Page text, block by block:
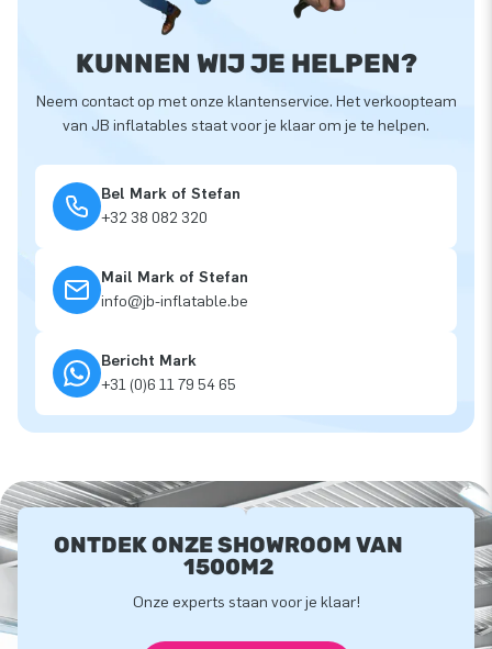
KUNNEN WIJ JE HELPEN?
Neem contact op met onze klantenservice. Het verkoopteam
van JB inflatables staat voor je klaar om je te helpen.
Bel Mark of Stefan
+32 38 082 320
Mail Mark of Stefan
info@jb-inflatable.be
Bericht Mark
+31 (0)6 11 79 54 65
ONTDEK ONZE SHOWROOM VAN
1500M2
Onze experts staan voor je klaar!